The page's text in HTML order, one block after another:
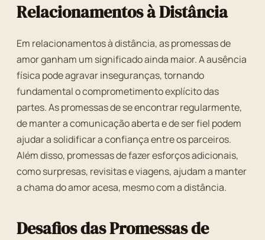
Relacionamentos à Distância
Em relacionamentos à distância, as promessas de
amor ganham um significado ainda maior. A ausência
física pode agravar inseguranças, tornando
fundamental o comprometimento explícito das
partes. As promessas de se encontrar regularmente,
de manter a comunicação aberta e de ser fiel podem
ajudar a solidificar a confiança entre os parceiros.
Além disso, promessas de fazer esforços adicionais,
como surpresas, revisitas e viagens, ajudam a manter
a chama do amor acesa, mesmo com a distância.
Desafios das Promessas de